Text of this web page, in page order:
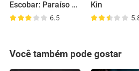
Escobar: Paraíso Perdido
6.5
Kin
Você também pode gostar